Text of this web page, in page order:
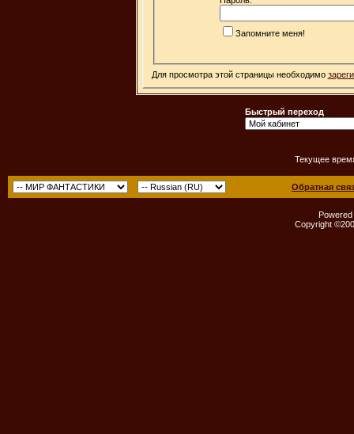
Запомните меня!
Для просмотра этой страницы необходимо
Быстрый переход
Текущее
Обратная
Copyright